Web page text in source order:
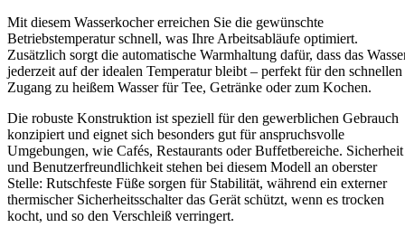
Mit diesem Wasserkocher erreichen Sie die gewünschte
Betriebstemperatur schnell, was Ihre Arbeitsabläufe optimiert.
Zusätzlich sorgt die automatische Warmhaltung dafür, dass das
jederzeit auf der idealen Temperatur bleibt – perfekt für den schnellen
Zugang zu heißem Wasser für Tee, Getränke oder zum Kochen.
Die robuste Konstruktion ist speziell für den gewerblichen Gebrauch
konzipiert und eignet sich besonders gut für anspruchsvolle
Umgebungen, wie Cafés, Restaurants oder Buffetbereiche. Sicherheit
und Benutzerfreundlichkeit stehen bei diesem Modell an oberster
Stelle: Rutschfeste Füße sorgen für Stabilität, während ein externer
thermischer Sicherheitsschalter das Gerät schützt, wenn es trocken
kocht, und so den Verschleiß verringert.